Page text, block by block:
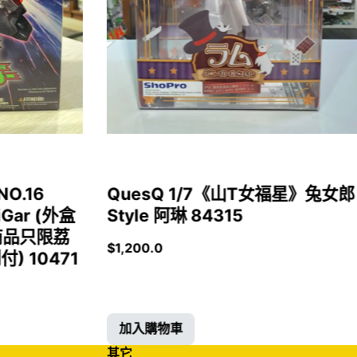
(外盒
只限荔
) 10471
QuesQ 1/7《山T女福星》兔女郎
Style 阿琳 84315
$1,200.0
加入購物車
其它